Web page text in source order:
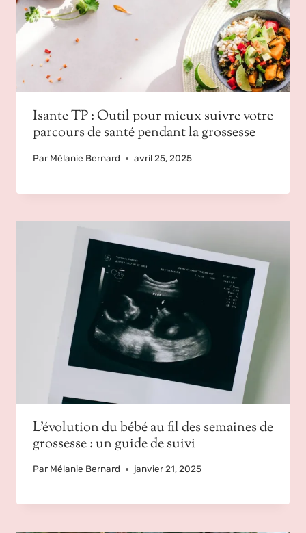
Isante TP : Outil pour mieux suivre votre
parcours de santé pendant la grossesse
Par Mélanie Bernard avril 25, 2025
L’évolution du bébé au fil des semaines de
grossesse : un guide de suivi
Par Mélanie Bernard janvier 21, 2025